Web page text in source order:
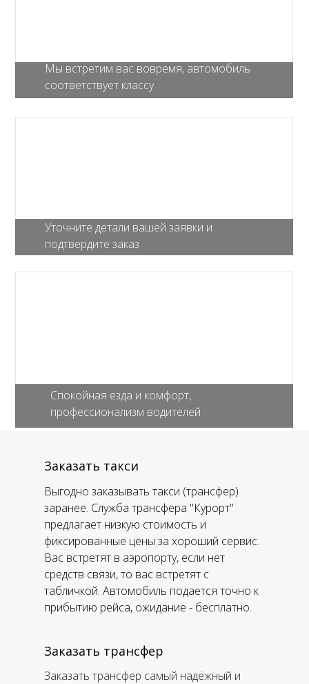
Уточните детали вашей заявки и
подтвердите заказ
Мы встретим вас вовремя, автомобиль
соответствует классу
Спокойная езда и комфорт,
профессионализм водителей
Заказать трансфер самый надёжный и
Заказать трансфер
Выгодно заказывать такси (трансфер)
заранее. Служба трансфера "Курорт"
предлагает низкую стоимость и
фиксированные цены за хороший сервис.
Вас встретят в аэропорту, если нет
средств связи, то вас встретят с
табличкой. Автомобиль подается точно к
прибытию рейса, ожидание - бесплатно.
Заказать такси